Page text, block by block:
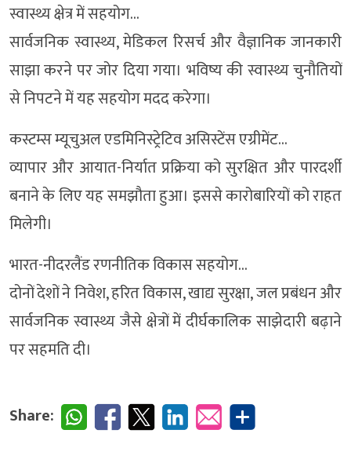
स्वास्थ्य क्षेत्र में सहयोग…
सार्वजनिक स्वास्थ्य, मेडिकल रिसर्च और वैज्ञानिक जानकारी
साझा करने पर जोर दिया गया। भविष्य की स्वास्थ्य चुनौतियों
से निपटने में यह सहयोग मदद करेगा।
कस्टम्स म्यूचुअल एडमिनिस्ट्रेटिव असिस्टेंस एग्रीमेंट…
व्यापार और आयात-निर्यात प्रक्रिया को सुरक्षित और पारदर्शी
बनाने के लिए यह समझौता हुआ। इससे कारोबारियों को राहत
मिलेगी।
भारत-नीदरलैंड रणनीतिक विकास सहयोग…
दोनों देशों ने निवेश, हरित विकास, खाद्य सुरक्षा, जल प्रबंधन और
सार्वजनिक स्वास्थ्य जैसे क्षेत्रों में दीर्घकालिक साझेदारी बढ़ाने
पर सहमति दी।
Share: